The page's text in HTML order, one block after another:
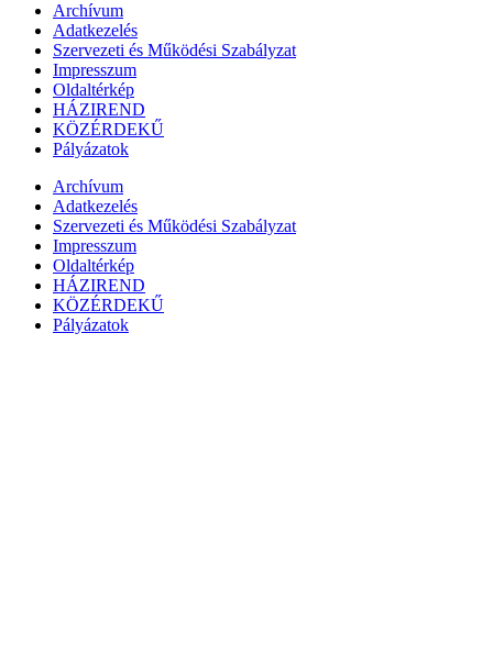
Archívum
Adatkezelés
Szervezeti és Működési Szabályzat
Impresszum
Oldaltérkép
HÁZIREND
KÖZÉRDEKŰ
Pályázatok
Archívum
Adatkezelés
Szervezeti és Működési Szabályzat
Impresszum
Oldaltérkép
HÁZIREND
KÖZÉRDEKŰ
Pályázatok